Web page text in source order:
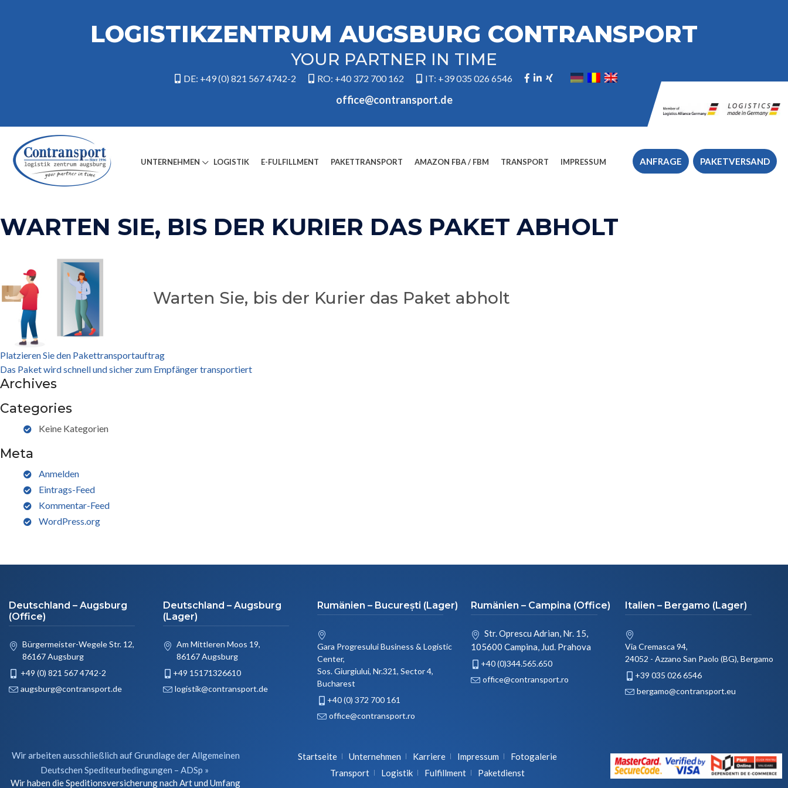
LOGISTIKZENTRUM AUGSBURG CONTRANSPORT
YOUR PARTNER IN TIME
DE: +49 (0) 821 567 4742-2 RO: +40 372 700 162 IT: +39 035 026 6546
office@contransport.de
UNTERNEHMEN LOGISTIK E-FULFILLMENT PAKETTRANSPORT AMAZON FBA / FBM TRANSPORT IMPRESSUM ANFRAGE PAKETVERSAND
WARTEN SIE, BIS DER KURIER DAS PAKET ABHOLT
Warten Sie, bis der Kurier das Paket abholt
Beitragsnavigation
Platzieren Sie den Pakettransportauftrag
Das Paket wird schnell und sicher zum Empfänger transportiert
Archives
Categories
Keine Kategorien
Meta
Anmelden
Eintrags-Feed
Kommentar-Feed
WordPress.org
Deutschland – Augsburg
(Office)
Bürgermeister-Wegele Str. 12,
86167 Augsburg
+49 (0) 821 567 4742-2
augsburg@contransport.de
Deutschland – Augsburg
(Lager)
Am Mittleren Moos 19,
86167 Augsburg
+49 15171326610
logistik@contransport.de
Rumänien – București (Lager)
Gara Progresului Business & Logistic
Center,
Sos. Giurgiului, Nr.321, Sector 4,
Bucharest
+40 (0) 372 700 161
office@contransport.ro
Rumänien – Campina (Office)
Str. Oprescu Adrian, Nr. 15,
105600 Campina, Jud. Prahova
+40 (0)344.565.650
office@contransport.ro
Italien – Bergamo (Lager)
Via Cremasca 94,
24052 - Azzano San Paolo (BG), Bergamo
+39 035 026 6546
bergamo@contransport.eu
Wir arbeiten ausschließlich auf Grundlage der Allgemeinen
Deutschen Spediteurbedingungen – ADSp »
Wir haben die Speditionsversicherung nach Art und Umfang
Startseite Unternehmen Karriere Impressum
Fotogalerie
Transport
Logistik Fulfillment Paketdienst